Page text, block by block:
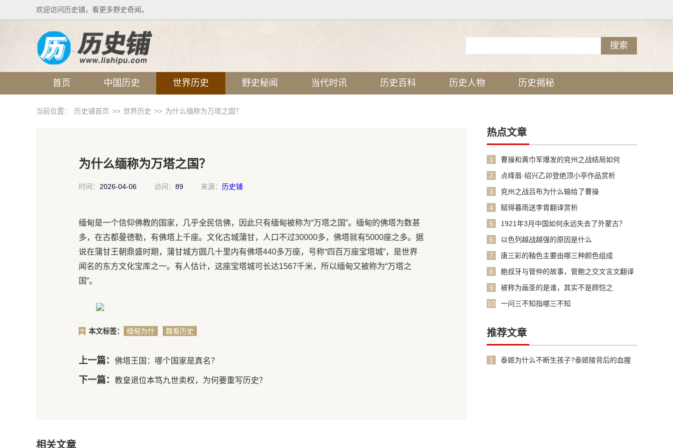
欢迎访问历史铺，看更多野史奇闻。
首页 中国历史 世界历史 野史秘闻 当代时讯 历史百科 历史人物 历史揭秘
当前位置： 历史铺首页 >> 世界历史 >> 为什么缅称为万塔之国？
为什么缅称为万塔之国？
时间： 2026-04-06 访问： 89 来源： 历史铺
缅甸是一个信仰佛教的国家，几乎全民信佛，因此只有缅甸被称为“万塔之国”。缅甸的佛塔为数甚
多，在古都曼德勒，有佛塔上千座。文化古城蒲甘，人口不过30000多，佛塔就有5000座之多。据
说在蒲甘王朝鼎盛时期，蒲甘城方圆几十里内有佛塔440多万座，号称“四百万座宝塔城”，是世界
闻名的东方文化宝库之一。有人估计，这座宝塔城可长达1567千米，所以缅甸又被称为“万塔之
国”。
本文标签：
缅甸为什
趣看历史
上一篇： 佛塔王国：哪个国家是真名？
下一篇： 教皇退位本笃九世卖权，为何要重写历史？
相关文章
热点文章
1
曹操和黄巾军爆发的兖州之战结局如何
2
点绛唇·绍兴乙卯登绝顶小亭作品赏析
3
兖州之战吕布为什么输给了曹操
4
赋得暮雨送李胄翻译赏析
5
1921年3月中国如何永远失去了外蒙古？
6
以色列越战越强的原因是什么
7
唐三彩的釉色主要由哪三种颜色组成
8
鲍叔牙与管仲的故事，管鲍之交文言文翻译
9
被称为画圣的是谁，其实不是顾恺之
10
一问三不知指哪三不知
推荐文章
1
泰姬为什么不断生孩子?泰姬陵背后的血腥